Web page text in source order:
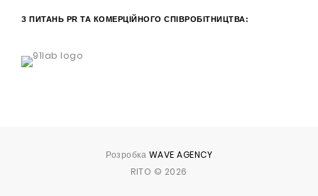
З ПИТАНЬ PR ТА КОМЕРЦІЙНОГО СПІВРОБІТНИЦТВА:
Розробка WAVE AGENCY
RITO © 2026